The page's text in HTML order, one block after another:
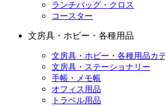
ランチバッグ・クロス
コースター
文房具・ホビー・各種用品
文房具・ホビー・各種用品カ
文房具・ステーショナリー
手帳・メモ帳
オフィス用品
トラベル用品